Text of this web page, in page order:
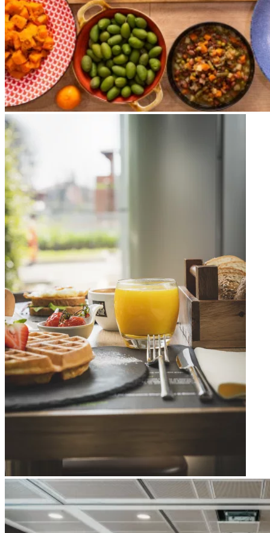
Apri immagine Mitico-44
Apri immagine Green Meeting hall